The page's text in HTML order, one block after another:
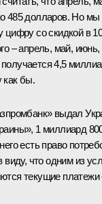
485 долларов. Но мы
цифру со скидкой в
– апрель, май,
4,5
как бы.
выдал
1 миллиард
есть право
виду, что одним из
текущие